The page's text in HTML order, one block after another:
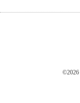
©2026